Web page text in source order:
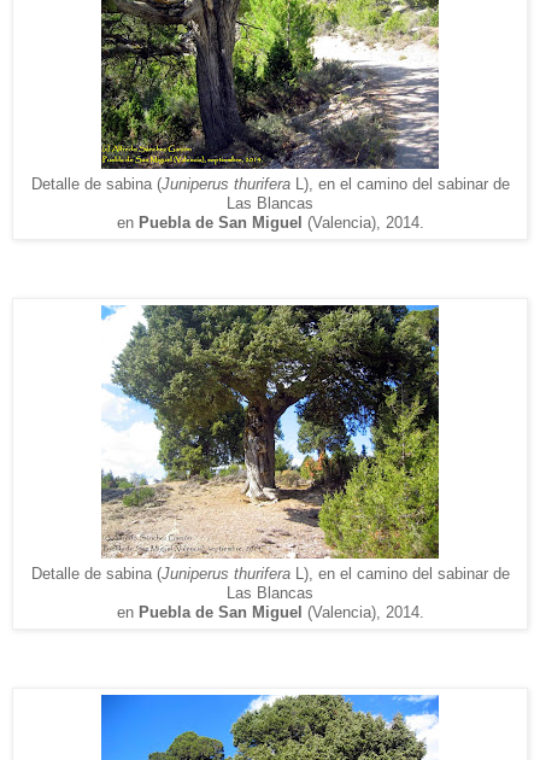
Detalle de sabina (Juniperus thuriferaL), en el camino del sabinar de
Las Blancas
en Puebla de San Miguel (Valencia), 2014.
Detalle de sabina (Juniperus thuriferaL), en el camino del sabinar de
Las Blancas
en Puebla de San Miguel (Valencia), 2014.